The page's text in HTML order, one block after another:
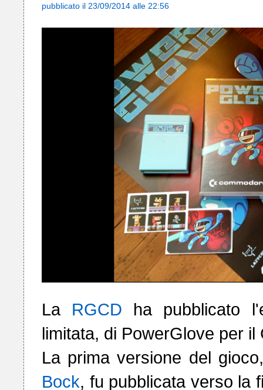
pubblicato il 23/09/2014 alle 22:56
La RGCD ha pubblicato
limitata, di PowerGlove per il
La prima versione del
Bock, fu pubblicata verso la